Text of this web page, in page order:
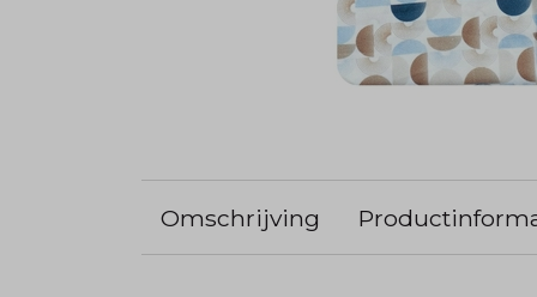
Omschrijving